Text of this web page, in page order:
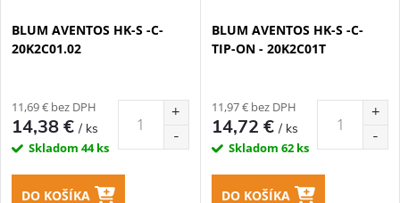
BLUM AVENTOS HK-S -C-
20K2C01.02
11,69 € bez DPH
14,38 €/ ks
Skladom 44 ks
DO KOŠÍKA
BLUM AVENTOS HK-S -C-
TIP-ON - 20K2C01T
11,97 € bez DPH
14,72 €/ ks
Skladom 62 ks
DO KOŠÍKA